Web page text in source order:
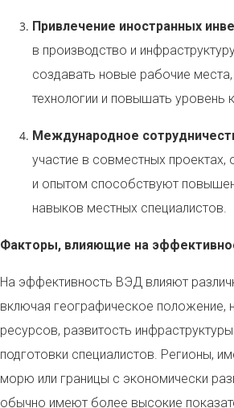
Привлечение иностранных
в производство и
создавать новые рабочие места,
технологии и повышать уровень
Международное
участие в совместных проектах,
и опытом способствуют
навыков местных специалистов.
Факторы, влияющие на
На эффективность ВЭД влияют
включая географическое положение,
ресурсов, развитость
подготовки специалистов. Регионы,
морю или границы с экономически
обычно имеют более высокие